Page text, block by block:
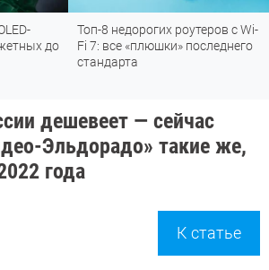
до
Топ-8 недорогих роутеров с Wi-
Fi 7: все «плюшки» последнего
стандарта
дешевеет — сейчас
Эльдорадо» такие же,
года
К статье